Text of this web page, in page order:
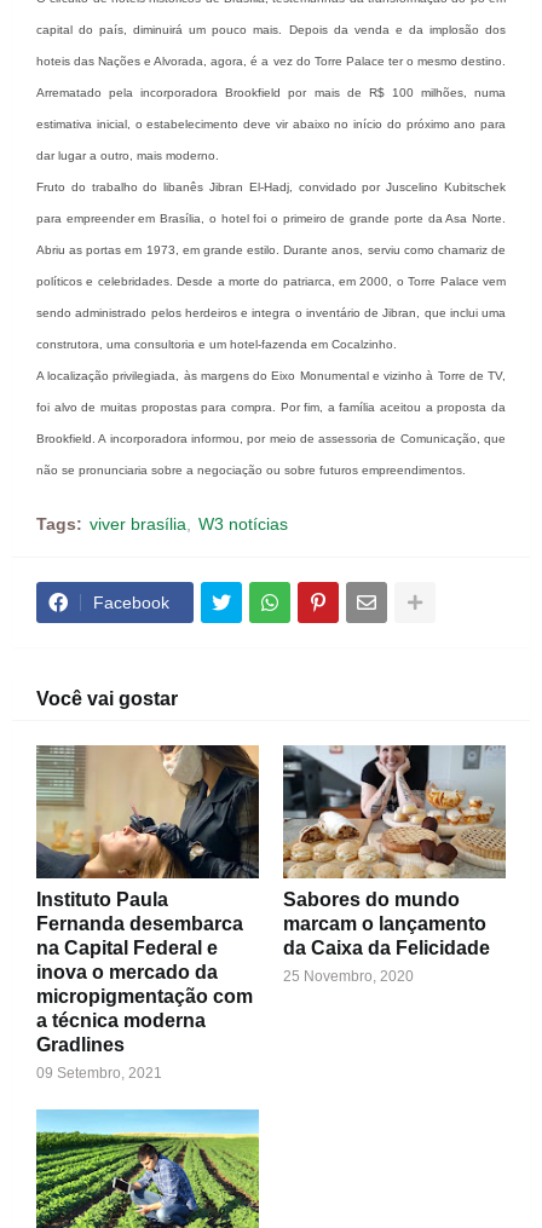
capital do país, diminuirá um pouco mais. Depois da venda e da implosão dos
hoteis das Nações e Alvorada, agora, é a vez do Torre Palace ter o mesmo destino.
Arrematado pela incorporadora Brookfield por mais de R$ 100 milhões, numa
estimativa inicial, o estabelecimento deve vir abaixo no início do próximo ano para
dar lugar a outro, mais moderno.
Fruto do trabalho do libanês Jibran El-Hadj, convidado por Juscelino Kubitschek
para empreender em Brasília, o hotel foi o primeiro de grande porte da Asa Norte.
Abriu as portas em 1973, em grande estilo. Durante anos, serviu como chamariz de
políticos e celebridades. Desde a morte do patriarca, em 2000, o Torre Palace vem
sendo administrado pelos herdeiros e integra o inventário de Jibran, que inclui uma
construtora, uma consultoria e um hotel-fazenda em Cocalzinho.
A localização privilegiada, às margens do Eixo Monumental e vizinho à Torre de TV,
foi alvo de muitas propostas para compra. Por fim, a família aceitou a proposta da
Brookfield. A incorporadora informou, por meio de assessoria de Comunicação, que
não se pronunciaria sobre a negociação ou sobre futuros empreendimentos.
Tags: viver brasília W3 notícias
Facebook
Você vai gostar
Instituto Paula
Fernanda desembarca
na Capital Federal e
inova o mercado da
micropigmentação com
a técnica moderna
Gradlines
09 Setembro, 2021
Sabores do mundo
marcam o lançamento
da Caixa da Felicidade
25 Novembro, 2020